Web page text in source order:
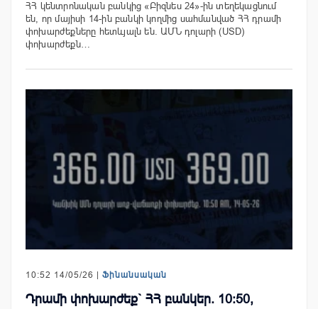
ՀՀ կենտրոնական բանկից «Բիզնես 24»-ին տեղեկացնում
են, որ մայիսի 14-ին բանկի կողմից սահմանված ՀՀ դրամի
փոխարժեքները հետևյալն են. ԱՄՆ դոլարի (USD)
փոխարժեքն…
10:52 14/05/26 | Ֆինանսական
Դրամի փոխարժեք` ՀՀ բանկեր. 10:50,